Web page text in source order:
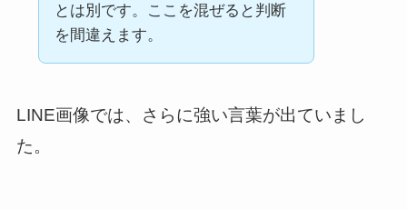
とは別です。ここを混ぜると判断
を間違えます。
LINE画像では、さらに強い言葉が出ていまし
た。